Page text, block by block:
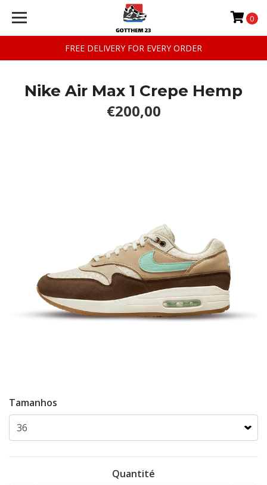
FREE DELIVERY FOR EVERY ORDER
0
Nike Air Max 1 Crepe Hemp
€200,00
Tamanhos
Quantité